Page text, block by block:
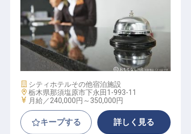
ホテル業務全般（マネージャー候補
）
施設業態
シティホテルその他宿泊施設
勤務地
栃木県那須塩原市下永田1-993-11
給与
月給／240,000円～ 350,000円
キープする 詳しく見る